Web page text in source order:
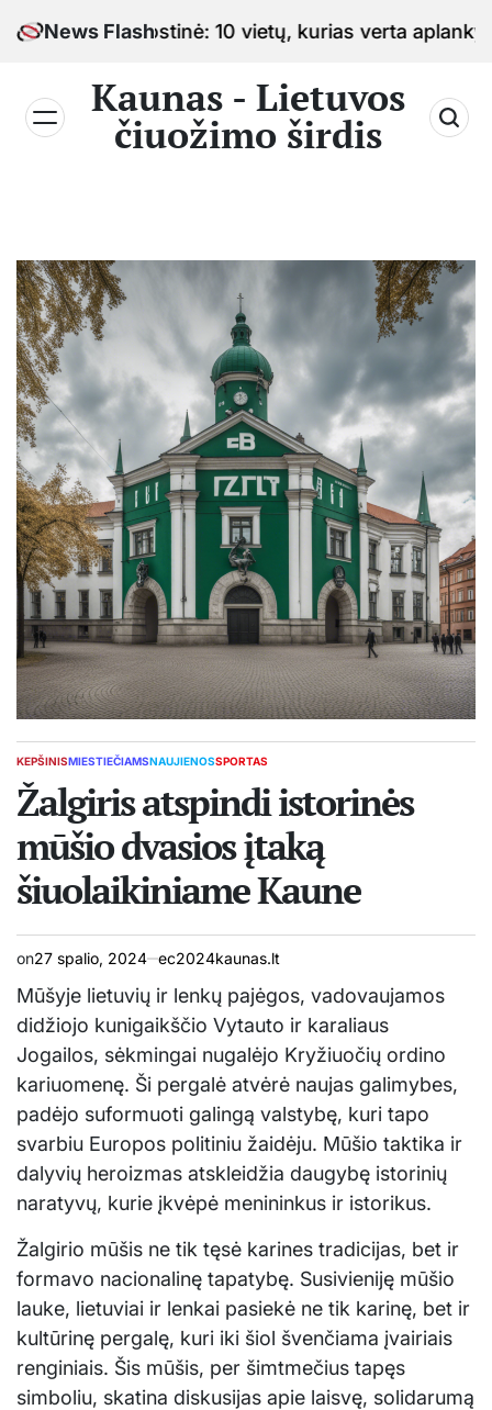
to
News Flash
sostinė: 10 vietų, kurias verta aplankyti
Kaunas - Lietuvos
čiuožimo širdis
POSTED
IN
KEPŠINISMIESTIEČIAMSNAUJIENOSSPORTAS
Žalgiris atspindi istorinės
mūšio dvasios įtaką
šiuolaikiniame Kaune
on27 spalio, 2024 ec2024kaunas.lt
Mūšyje lietuvių ir lenkų pajėgos, vadovaujamos
didžiojo kunigaikščio Vytauto ir karaliaus
Jogailos, sėkmingai nugalėjo Kryžiuočių ordino
kariuomenę. Ši pergalė atvėrė naujas galimybes,
padėjo suformuoti galingą valstybę, kuri tapo
svarbiu Europos politiniu žaidėju. Mūšio taktika ir
dalyvių heroizmas atskleidžia daugybę istorinių
naratyvų, kurie įkvėpė menininkus ir istorikus.
Žalgirio mūšis ne tik tęsė karines tradicijas, bet ir
formavo nacionalinę tapatybę. Susivieniję mūšio
lauke, lietuviai ir lenkai pasiekė ne tik karinę, bet ir
kultūrinę pergalę, kuri iki šiol švenčiama įvairiais
renginiais. Šis mūšis, per šimtmečius tapęs
simboliu, skatina diskusijas apie laisvę, solidarumą